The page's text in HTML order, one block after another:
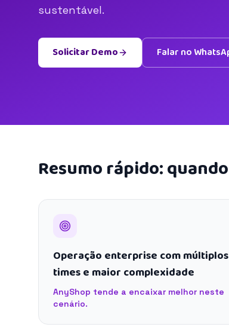
sustentável.
Solicitar Demo Falar no
Resumo rápido:
Operação enterprise com múltiplos
times e maior complexidade
AnyShop tende a encaixar melhor neste
cenário.